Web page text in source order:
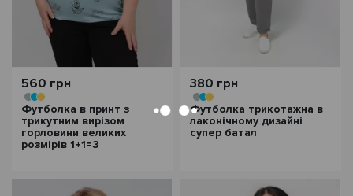
560 грн
Футболка в принт з
трикутним вирізом
горловини великих
розмірів 1+1=3
380 грн
Футболка трикотажна в
лаконічному дизайні
супер батал